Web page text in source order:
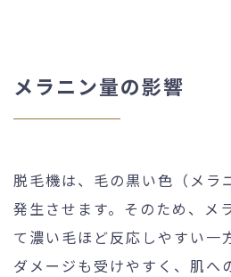
メラニン量の影響
脱毛機は、毛の黒い色（メラ
発生させます。そのため、メ
て濃い毛ほど反応しやすい一
ダメージも受けやすく、肌へ